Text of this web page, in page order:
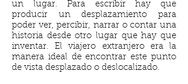
un lugar. Para escribir hay que
producir un desplazamiento para
poder ver, percibir, narrar o contar una
historia desde otro lugar que hay que
inventar. El viajero extranjero era la
manera ideal de encontrar este punto
de vista desplazado o deslocalizado.